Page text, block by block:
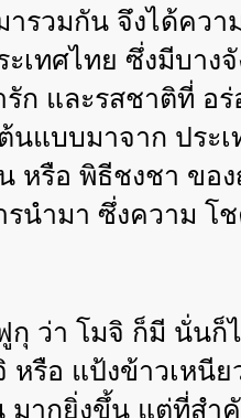
ารวมกัน จึงได้คว
เทศไทย ซึ่งมีบา
ก และรสชาติที่
นแบบมาจาก ประ
หรือ พิธีชงชา ข
นำมา ซึ่งความ โ
ว่า โมจิ ก็มี นั่น
รือ แป้งข้าวเหนี
มากยิ่งขึ้น แต่ที่ส